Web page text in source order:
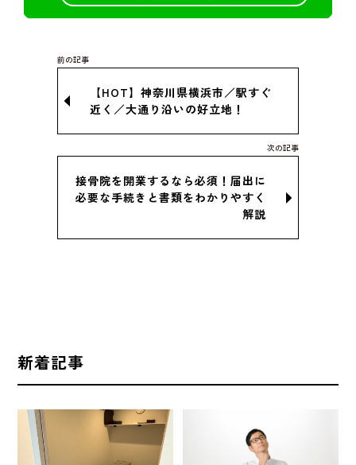
【HOT】神奈川県横浜市／駅すぐ
近く／大通り沿いの好立地！
接骨院を開業するなら必須！届出に
必要な手続きと書類をわかりやすく
解説
新着記事